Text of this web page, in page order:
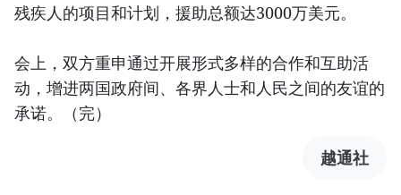
残疾人的项目和计划，援助总额达3000万美元。
会上，双方重申通过开展形式多样的合作和互助活
动，增进两国政府间、各界人士和人民之间的友谊的
承诺。（完）
越通社